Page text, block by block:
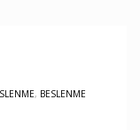
, BESLENME